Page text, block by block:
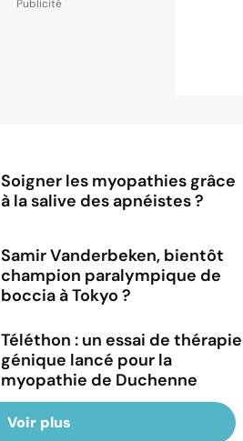
Soigner les myopathies grâce
à la salive des apnéistes ?
Samir Vanderbeken, bientôt
champion paralympique de
boccia à Tokyo ?
Téléthon : un essai de thérapie
génique lancé pour la
myopathie de Duchenne
Voir plus